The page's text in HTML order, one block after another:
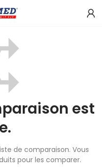
est
de comparaison. Vous
pour les comparer.